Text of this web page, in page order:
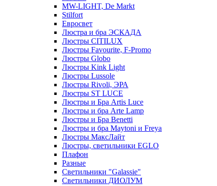
MW-LIGHT, De Markt
Stilfort
Евросвет
Люстра и бра ЭСКАДА
Люстры CITILUX
Люстры Favourite, F-Promo
Люстры Globo
Люстры Kink Light
Люстры Lussole
Люстры Rivoli, ЭРА
Люстры ST LUCE
Люстры и Бра Artis Luce
Люстры и бра Arte Lamp
Люстры и Бра Benetti
Люстры и бра Maytoni и Freya
Люстры МаксЛайт
Люстры, светильники EGLO
Плафон
Разные
Светильники "Galassie"
Светильники ДИОЛУМ